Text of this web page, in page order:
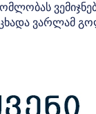
ვარლამ